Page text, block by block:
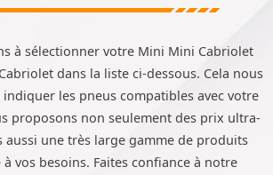
à sélectionner votre Mini Mini Cabriolet
dans la liste ci-dessous. Cela nous
les pneus compatibles avec votre
proposons non seulement des prix ultra-
aussi une très large gamme de produits
vos besoins. Faites confiance à notre